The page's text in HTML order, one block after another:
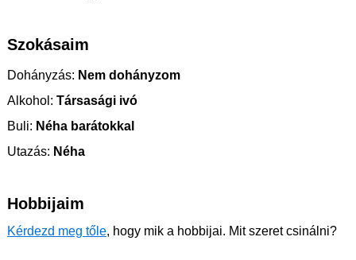
Szokásaim
Dohányzás: Nem dohányzom
Alkohol: Társasági ivó
Buli: Néha barátokkal
Utazás: Néha
Hobbijaim
Kérdezd meg tőle, hogy mik a hobbijai. Mit szeret csinálni?